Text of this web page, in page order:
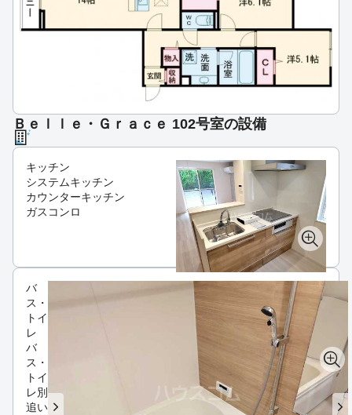
Ｂｅｌｌｅ・Ｇｒａｃｅ 102号室の設備
キッチン
システムキッチン
カウンターキッチン
ガスコンロ
バ
ス・
トイ
レ
バ
ス・
トイ
レ別
追い